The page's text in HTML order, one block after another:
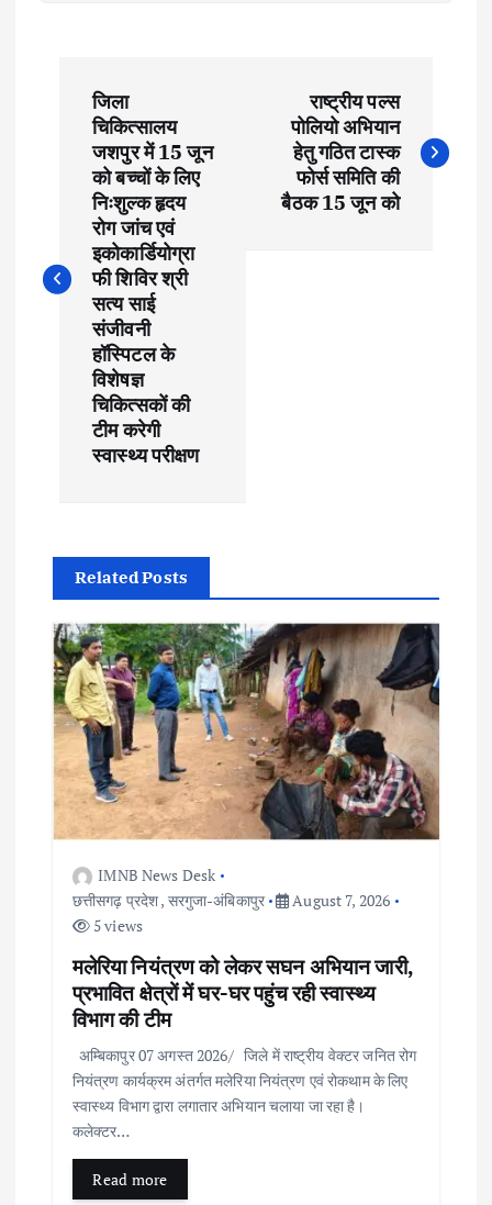
n
a
t
o
n
जिला
चिकित्सालय
जशपुर में 15 जून
को बच्चों के लिए
निःशुल्क हृदय
रोग जांच एवं
इकोकार्डियोग्रा
फी शिविर श्री
सत्य साई
संजीवनी
हॉस्पिटल के
विशेषज्ञ
चिकित्सकों की
टीम करेगी
स्वास्थ्य परीक्षण
राष्ट्रीय पल्स
पोलियो अभियान
हेतु गठित टास्क
फोर्स समिति की
बैठक 15 जून को
Related Posts
IMNB News Desk
छत्तीसगढ़ प्रदेश, सरगुजा-अंबिकापुर
August 7, 2026
5 views
मलेरिया नियंत्रण को लेकर सघन अभियान जारी,
प्रभावित क्षेत्रों में घर-घर पहुंच रही स्वास्थ्य
विभाग की टीम
अम्बिकापुर 07 अगस्त 2026/ जिले में राष्ट्रीय वेक्टर जनित रोग
नियंत्रण कार्यक्रम अंतर्गत मलेरिया नियंत्रण एवं रोकथाम के लिए
स्वास्थ्य विभाग द्वारा लगातार अभियान चलाया जा रहा है।
कलेक्टर…
Read more